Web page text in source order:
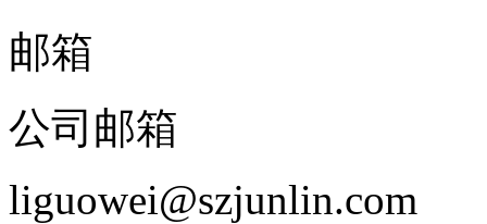
邮箱
公司邮箱
liguowei@szjunlin.com